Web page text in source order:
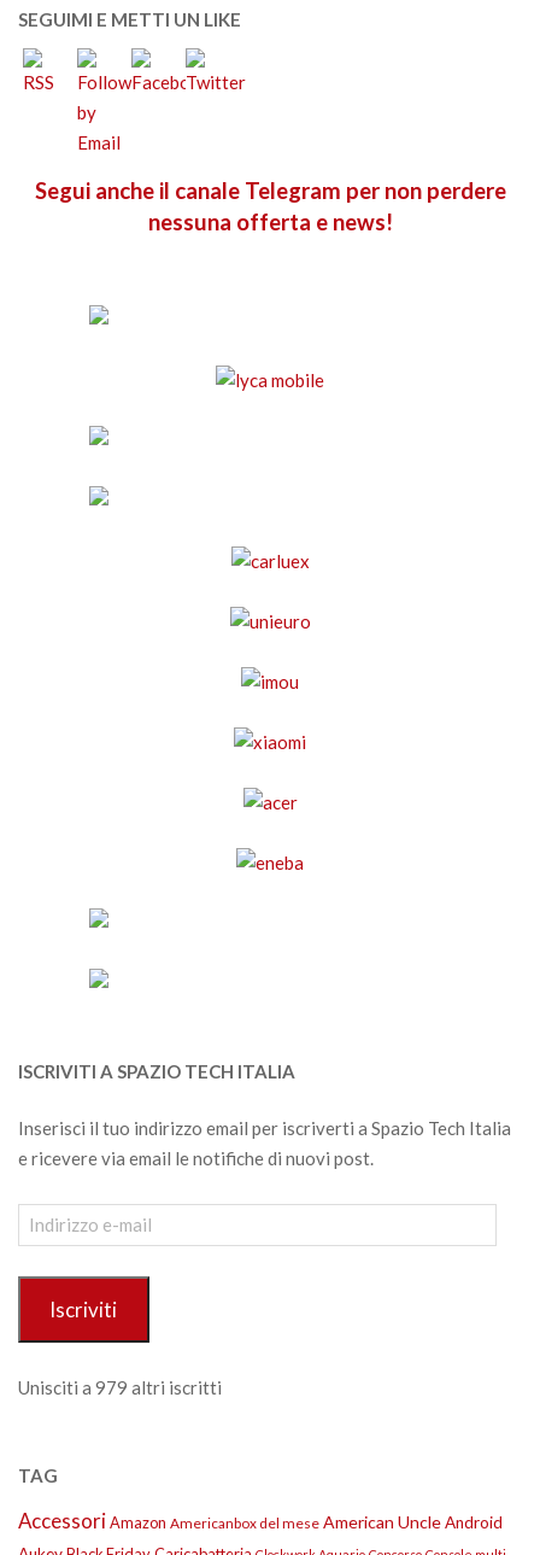
SEGUIMI E METTI UN LIKE
Segui anche il canale Telegram per non perdere
nessuna offerta e news!
ISCRIVITI A SPAZIO TECH ITALIA
Inserisci il tuo indirizzo email per iscriverti a Spazio Tech Italia
e ricevere via email le notifiche di nuovi post.
Indirizzo
e-
Iscriviti
Unisciti a 979 altri iscritti
TAG
AccessoriAmazon Americanbox del mese American UncleAndroid